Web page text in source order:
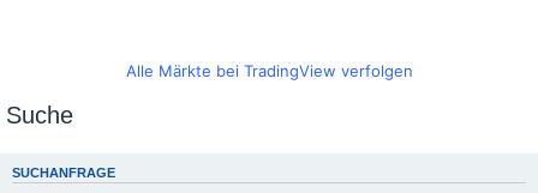
Alle Märkte bei TradingView verfolgen
Suche
SUCHANFRAGE